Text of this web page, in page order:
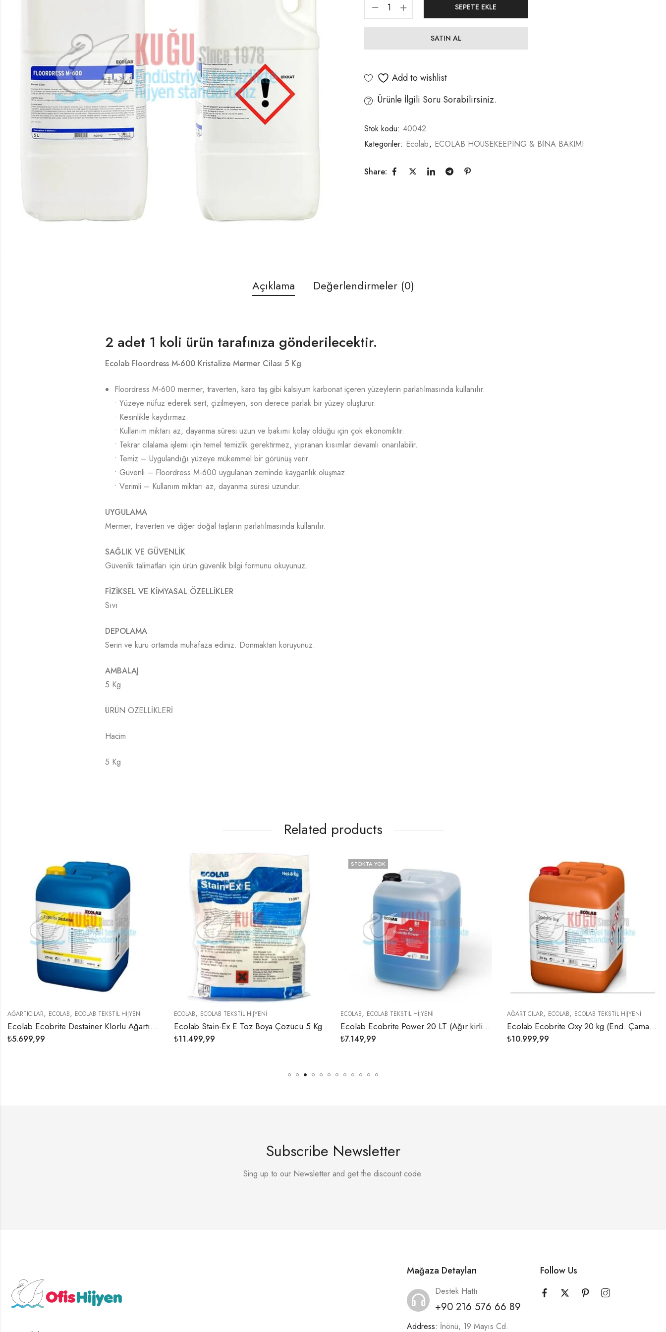
SEPETE EKLE
SATIN AL
Add to wishlist
Ürünle İlgili Soru Sorabilirsiniz.
Stok kodu: 40042
Kategoriler: Ecolab, ECOLAB HOUSEKEEPING & BİNA BAKIMI
Share:
Açıklama Değerlendirmeler (0)
2 adet 1 koli ürün tarafınıza gönderilecektir.
Ecolab Floordress M-600 Kristalize Mermer Cilası 5 Kg
Floordress M-600 mermer, traverten, karo taş gibi kalsiyum karbonat içeren yüzeylerin parlatılmasında kullanılır.
• Yüzeye nüfuz ederek sert, çizilmeyen, son derece parlak bir yüzey oluşturur.
• Kesinlikle kaydırmaz.
• Kullanım miktarı az, dayanma süresi uzun ve bakımı kolay olduğu için çok ekonomiktir.
• Tekrar cilalama işlemi için temel temizlik gerektirmez, yıpranan kısımlar devamlı onarılabilir.
• Temiz – Uygulandığı yüzeye mükemmel bir görünüş verir.
• Güvenli – Floordress M-600 uygulanan zeminde kayganlık oluşmaz.
• Verimli – Kullanım miktarı az, dayanma süresi uzundur.
UYGULAMA
Mermer, traverten ve diğer doğal taşların parlatılmasında kullanılır.
SAĞLIK VE GÜVENLİK
Güvenlik talimatları için ürün güvenlik bilgi formunu okuyunuz.
FİZİKSEL VE KİMYASAL ÖZELLİKLER
Sıvı
DEPOLAMA
Serin ve kuru ortamda muhafaza ediniz. Donmaktan koruyunuz.
AMBALAJ
5 Kg
ÜRÜN ÖZELLİKLERİ
Hacim
5 Kg
Related products
Ecolab Ecobrite Destainer Klorlu Ağartıcı ve Leke Çıkarıcı 23,8 Kg
ECOLAB,ECOLAB TEKSTİL HİJYENİ
Ecolab Stain-Ex E Toz Boya Çözücü 5 Kg
ECOLAB,ECOLAB TEKSTİL HİJYENİ
Ecolab Ecobrite Power 20 LT (Ağır kirli çamaşırlar için sıvı yıkama maddesi)
AĞARTICILAR,ECOLAB ECOLAB TEKSTİL HİJYENİ
Ecolab Ecobrite Oxy 20 kg (End. Çamaşır Makinesi Sıvı Oksijen Bazlı Ağartıcı)
STOKTA YOK
ECOLAB,ECOLAB TEKSTİL HİJYENİ
Subscribe Newsletter
Sing up to our Newsletter and get the discount code.
Mağaza Detayları
Destek Hattı
+90 216 576 66 89
Address: İnönü, 19 Mayıs Cd.
Follow Us